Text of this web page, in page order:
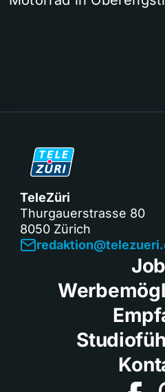
TeleZüri
Thurgauerstrasse 80
8050 Zürich